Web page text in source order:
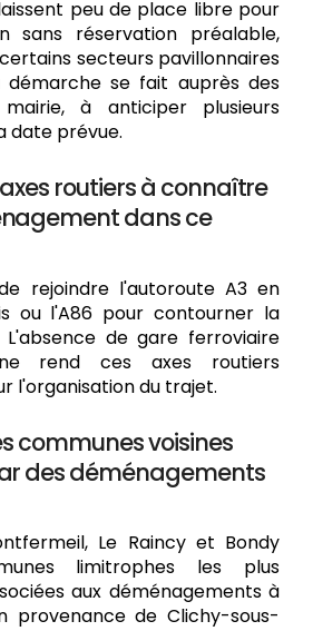
peu de place libre pour
sans réservation préalable,
secteurs pavillonnaires
démarche se fait auprès des
à anticiper plusieurs
date prévue.
routiers à connaître
dans ce
rejoindre l'autoroute A3 en
ou l'A86 pour contourner la
de gare ferroviaire
rend ces axes routiers
l'organisation du trajet.
communes voisines
des déménagements
Le Raincy et Bondy
limitrophes les plus
aux déménagements à
provenance de Clichy-sous-